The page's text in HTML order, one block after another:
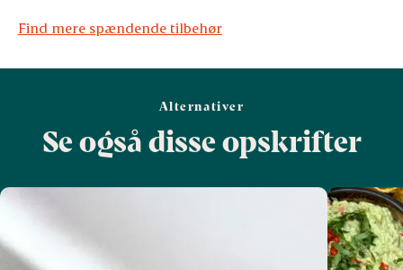
Find mere spændende tilbehør
Alternativer
Se også disse opskrifter